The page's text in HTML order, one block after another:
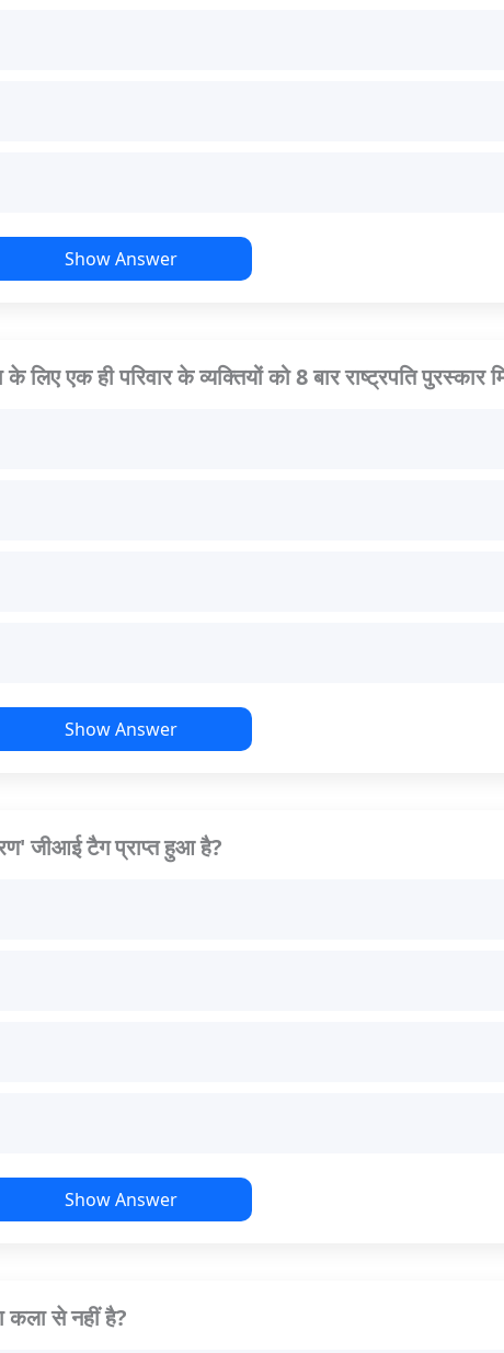
Show Answer
एक ही परिवार के व्यक्तियों को 8 बार राष्ट्रपति पुरस्कार
Show Answer
जीआई टैग प्राप्त हुआ है?
Show Answer
कला से नहीं है?